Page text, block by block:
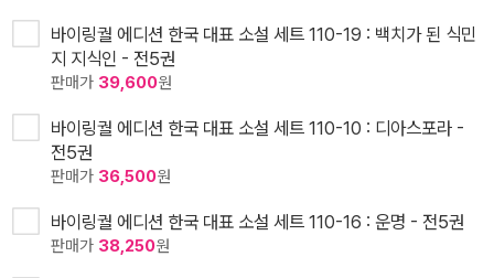
바이링궐 에디션 한국 대표 소설 세트 110-19 : 백치가 된 식민
지 지식인 - 전5권
판매가 39,600원
바이링궐 에디션 한국 대표 소설 세트 110-10 : 디아스포라 -
전5권
판매가 36,500원
바이링궐 에디션 한국 대표 소설 세트 110-16 : 운명 - 전5권
판매가 38,250원